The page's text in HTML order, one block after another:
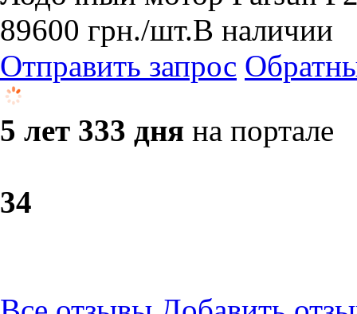
89600 грн./шт.В наличии
Отправить запрос
5 лет 333 дня на портале
34